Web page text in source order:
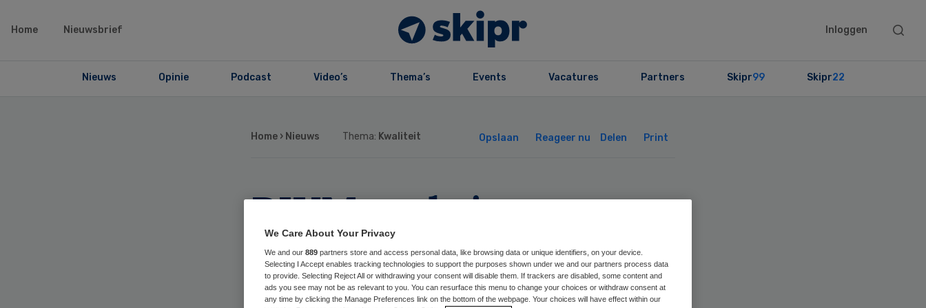
Home Nieuwsbrief Inloggen
Search
Nieuws Opinie Podcast Video’s Thema’s Events Vacatures Partners Skipr99 Skipr22
Home › Nieuws Thema: Kwaliteit Opslaan Reageer nu Delen Print
RIVM-website
Infectieradar tijdelijk
offline na datalek
We Care About Your Privacy
We and our 889 partners store and access personal data, like browsing data or unique identifiers, on your device.
Selecting I Accept enables tracking technologies to support the purposes shown under we and our partners process data
to provide. Selecting Reject All or withdrawing your consent will disable them. If trackers are disabled, some content and
ads you see may not be as relevant to you. You can resurface this menu to change your choices or withdraw consent at
any time by clicking the Manage Preferences link on the bottom of the webpage. Your choices will have effect within our